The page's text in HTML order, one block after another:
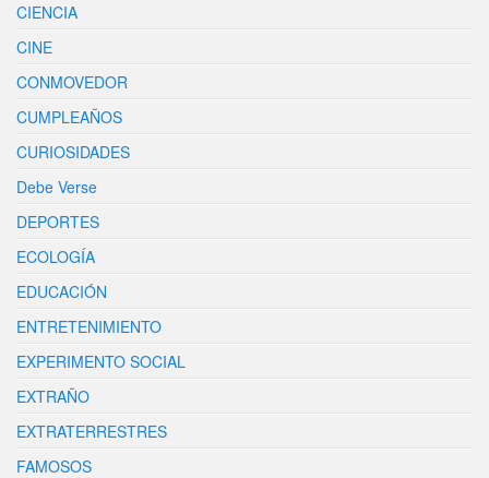
CIENCIA
CINE
CONMOVEDOR
CUMPLEAÑOS
CURIOSIDADES
Debe Verse
DEPORTES
ECOLOGÍA
EDUCACIÓN
ENTRETENIMIENTO
EXPERIMENTO SOCIAL
EXTRAÑO
EXTRATERRESTRES
FAMOSOS